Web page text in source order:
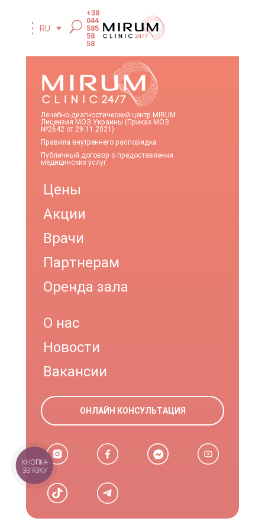
RU
+38
044
585
58
58
Лечебно-диагностический центр MIRUM
Лицензия МОЗ Украины (Приказ МОЗ
№2642 от 29.11.2021)
Правила внутреннего распорядка
Публичный договор о предоставлении
медицинских услуг
Цены
Акции
Врачи
Партнерам
Оренда зала
О нас
Новости
Вакансии
ОНЛАЙН КОНСУЛЬТАЦИЯ
КНОПКА
ЗВ'ЯЗКУ